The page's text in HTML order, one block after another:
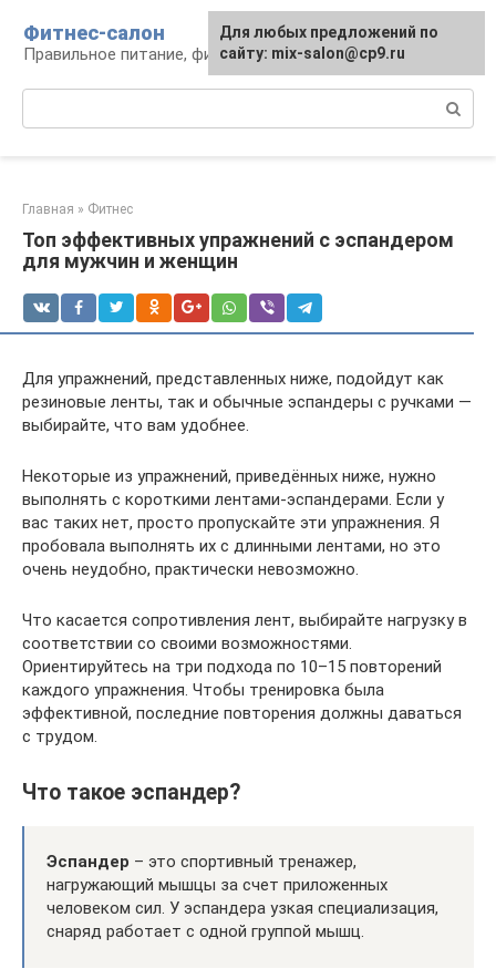
контенту
Фитнес-салон
Правильное питание, фитнес, образ жизни
Главная » Фитнес
Топ эффективных упражнений с эспандером
для мужчин и женщин
Для упражнений, представленных ниже, подойдут как
резиновые ленты, так и обычные эспандеры с ручками —
выбирайте, что вам удобнее.
Некоторые из упражнений, приведённых ниже, нужно
выполнять с короткими лентами-эспандерами. Если у
вас таких нет, просто пропускайте эти упражнения. Я
пробовала выполнять их с длинными лентами, но это
очень неудобно, практически невозможно.
Что касается сопротивления лент, выбирайте нагрузку в
соответствии со своими возможностями.
Ориентируйтесь на три подхода по 10–15 повторений
каждого упражнения. Чтобы тренировка была
эффективной, последние повторения должны даваться
с трудом.
Что такое эспандер?
Эспандер – это спортивный тренажер,
нагружающий мышцы за счет приложенных
человеком сил. У эспандера узкая специализация,
снаряд работает с одной группой мышц.
Для любых предложений по
сайту: mix-salon@cp9.ru